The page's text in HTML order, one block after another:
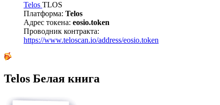
Telos TLOS
Платформа: Telos
Адрес токена: eosio.token
Проводник контракта:
https://www.teloscan.io/address/eosio.token
Telos Белая книга